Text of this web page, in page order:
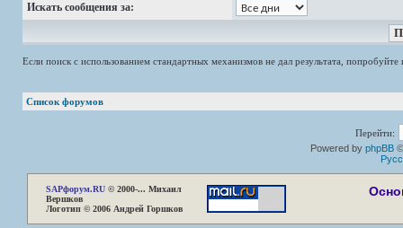
Искать сообщения за:
Если поиск с использованием стандартных механизмов не дал результата,
Список форумов
Перейти:
Powered by phpBB
SAPфорум.RU © 2000-... Михаил
Вершков
Логотип © 2006 Андрей Горшков